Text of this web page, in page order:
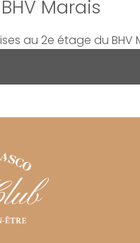
Marais
au 2e étage du BHV